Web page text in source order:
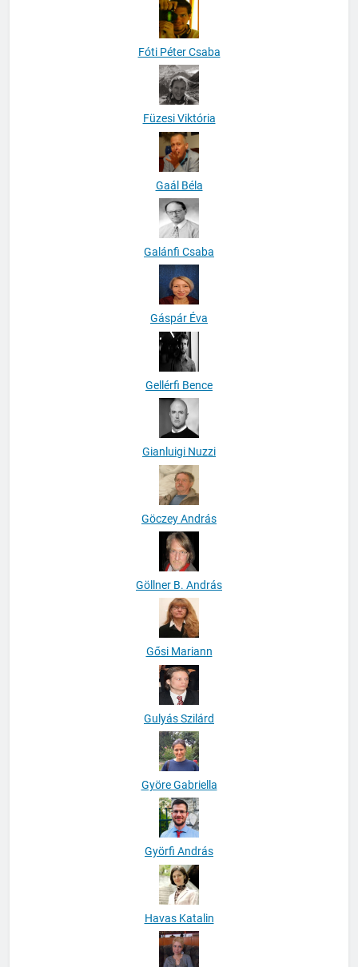
Fóti Péter Csaba
Füzesi Viktória
Gaál Béla
Galánfi Csaba
Gáspár Éva
Gellérfi Bence
Gianluigi Nuzzi
Göczey András
Göllner B. András
Gősi Mariann
Gulyás Szilárd
Györe Gabriella
Györfi András
Havas Katalin